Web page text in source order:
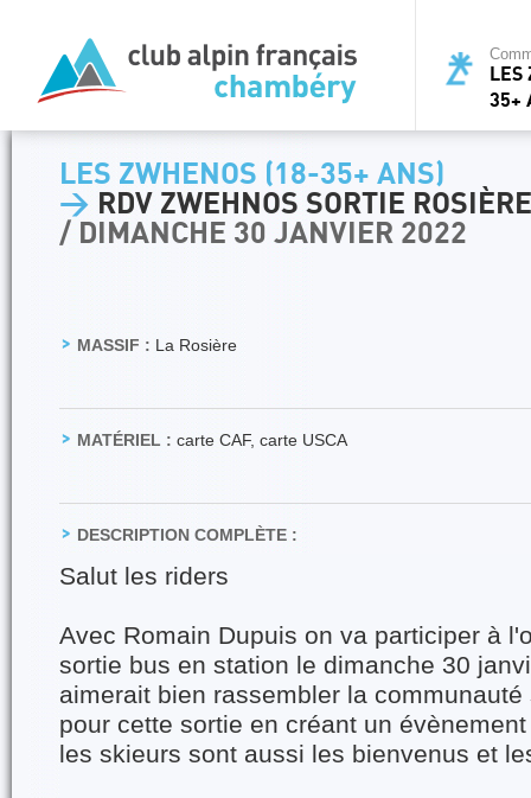
LES
35+
LES ZWHENOS (18-35+ ANS)
> RDV ZWEHNOS SORTIE ROSIÈRE
/ DIMANCHE 30 JANVIER 2022
MASSIF : La Rosière
MATÉRIEL : carte CAF, carte USCA
DESCRIPTION COMPLÈTE :
Salut les riders
Avec Romain Dupuis on va participer à
sortie bus en station le dimanche 30
aimerait bien rassembler la
pour cette sortie en créant un
les skieurs sont aussi les bienvenus et